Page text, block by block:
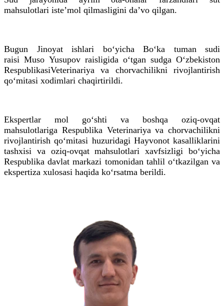
mahsulotlari isteʼmol qilmasligini daʼvo qilgan.
Bugun Jinoyat ishlari bo‘yicha Bo‘ka tuman sudi
raisi Muso Yusupov raisligida o‘tgan sudga O‘zbekiston
RespublikasiVeterinariya va chorvachilikni rivojlantirish
qo‘mitasi xodimlari chaqirtirildi.
Ekspertlar mol go‘shti va boshqa oziq-ovqat
mahsulotlariga Respublika Veterinariya va chorvachilikni
rivojlantirish qo‘mitasi huzuridagi Hayvonot kasalliklarini
tashxisi va oziq-ovqat mahsulotlari xavfsizligi bo‘yicha
Respublika davlat markazi tomonidan tahlil o‘tkazilgan va
ekspertiza xulosasi haqida ko‘rsatma berildi.